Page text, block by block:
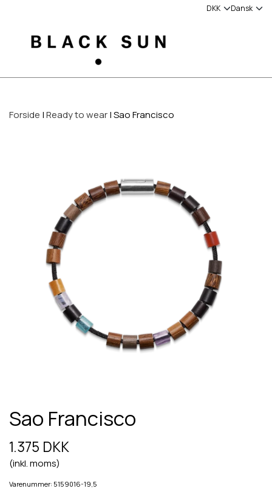
Forside Ready to wear Sao Francisco
Sao Francisco
1.375 DKK
(inkl. moms)
Varenummer: 5159016-19,5